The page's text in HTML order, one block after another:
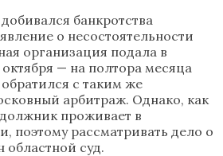
банкротства
о несостоятельности
организация подала в
— на полтора месяца
с таким же
арбитраж. Однако, как
проживает в
поэтому рассматривать дело о
областной суд.